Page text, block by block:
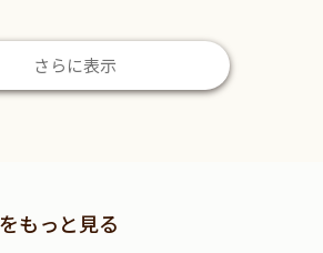
さらに表示
もっと見る